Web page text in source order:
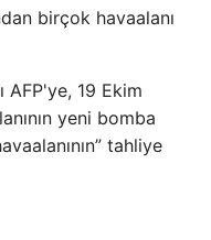
birçok havaalanı
AFP'ye, 19 Ekim
yeni bomba
tahliye